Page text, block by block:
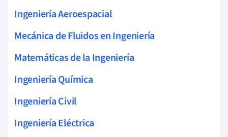
Ingeniería Aeroespacial
Mecánica de Fluidos en Ingeniería
Matemáticas de la Ingeniería
Ingeniería Química
Ingeniería Civil
Ingeniería Eléctrica